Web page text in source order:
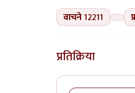
वाचने12211
प्रतिक्रिया